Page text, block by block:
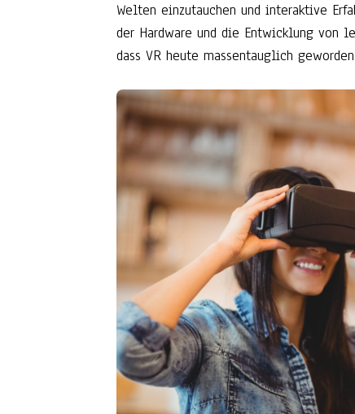
Welten einzutauchen und interaktive
der Hardware und die Entwicklung von
dass VR heute massentauglich